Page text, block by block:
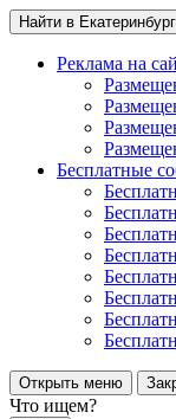
Найти в
Реклама на
Бесплатные
Открыть меню
Что ищем?